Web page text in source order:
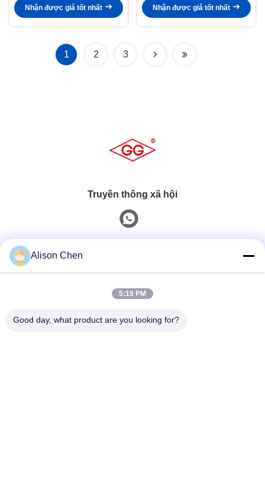
công suất lớn
Nhận được giá tốt nhất
cao
Nhận được giá tốt nhất
1 2 3
Truyền thông xã hội
0086-20-82505003
Alison Chen
5:19 PM
Good day, what product are you looking for?